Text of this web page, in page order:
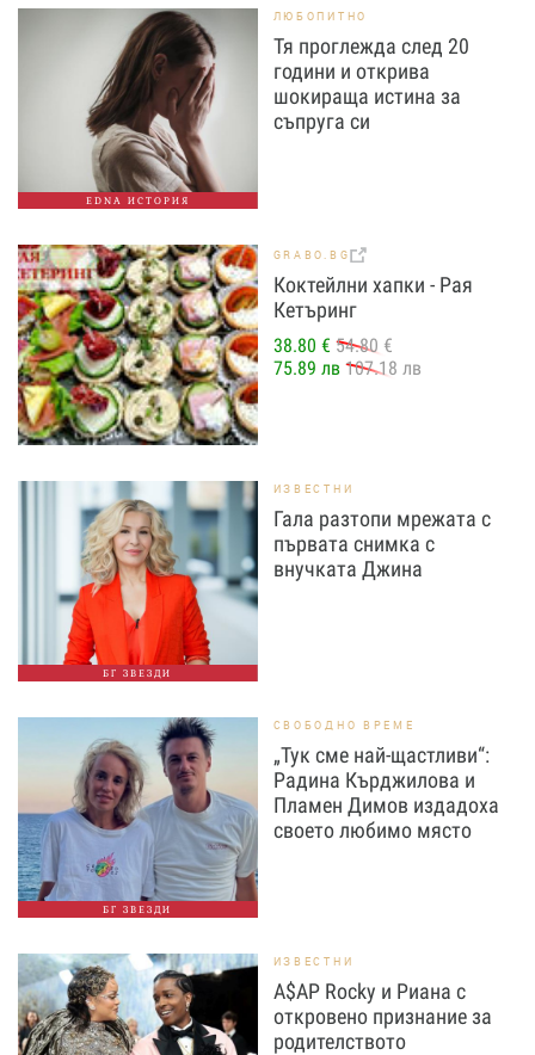
EDNA ИСТОРИЯ
ЛЮБОПИТНО
Тя проглежда след 20
години и открива
шокираща истина за
съпруга си
GRABO.BG
Коктейлни хапки - Рая
Кетъринг
38.80 € 54.80 €
75.89 лв 107.18 лв
БГ ЗВЕЗДИ
ИЗВЕСТНИ
Гала разтопи мрежата с
първата снимка с
внучката Джина
БГ ЗВЕЗДИ
СВОБОДНО ВРЕМЕ
„Тук сме най-щастливи“:
Радина Кърджилова и
Пламен Димов издадоха
своето любимо място
ИЗВЕСТНИ
A$AP Rocky и Риана с
откровено признание за
родителството